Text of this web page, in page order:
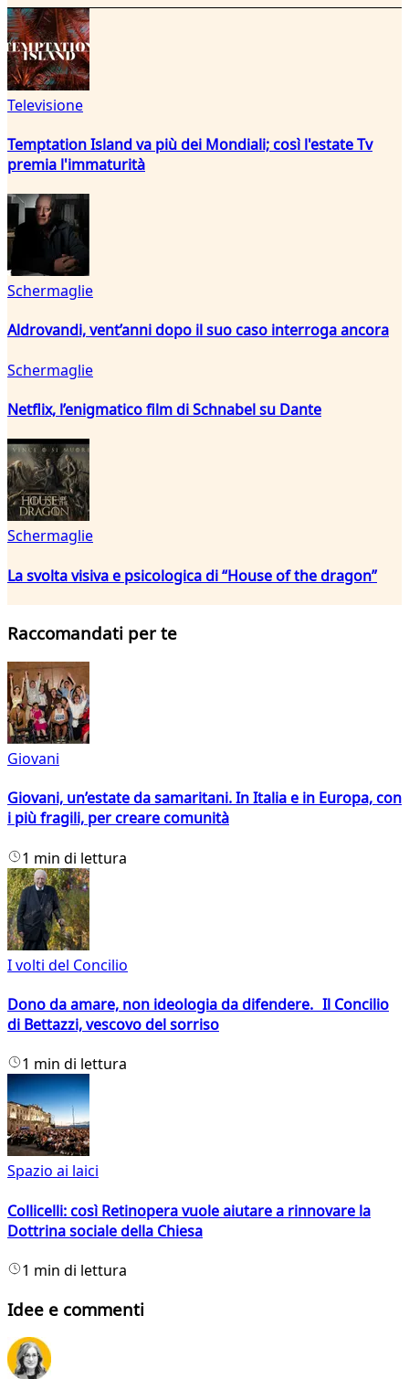
Televisione
Temptation Island va più dei Mondiali; così l'estate Tv
premia l'immaturità
Schermaglie
Aldrovandi, vent’anni dopo il suo caso interroga ancora
Schermaglie
Netflix, l’enigmatico film di Schnabel su Dante
Schermaglie
La svolta visiva e psicologica di “House of the dragon”
Raccomandati per te
Giovani
Giovani, un’estate da samaritani. In Italia e in Europa, con
i più fragili, per creare comunità
1 min di lettura
I volti del Concilio
Dono da amare, non ideologia da difendere. Il Concilio
di Bettazzi, vescovo del sorriso
1 min di lettura
Spazio ai laici
Collicelli: così Retinopera vuole aiutare a rinnovare la
Dottrina sociale della Chiesa
1 min di lettura
Idee e commenti